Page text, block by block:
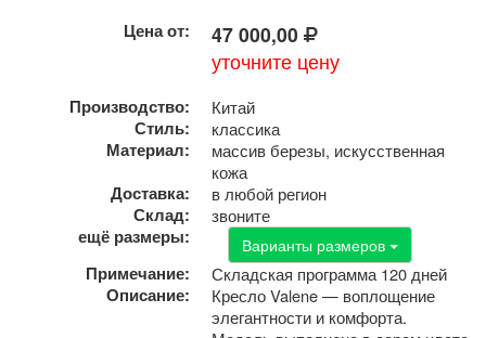
Цена от:
47 000,00
уточните цену
Производство:
Китай
Стиль:
классика
Материал:
массив березы, искусственная
кожа
Доставка:
в любой регион
Склад:
звоните
ещё размеры:
Варианты размеров
Примечание:
Складская программа 120 дней
Описание:
Кресло Valene — воплощение
элегантности и комфорта.